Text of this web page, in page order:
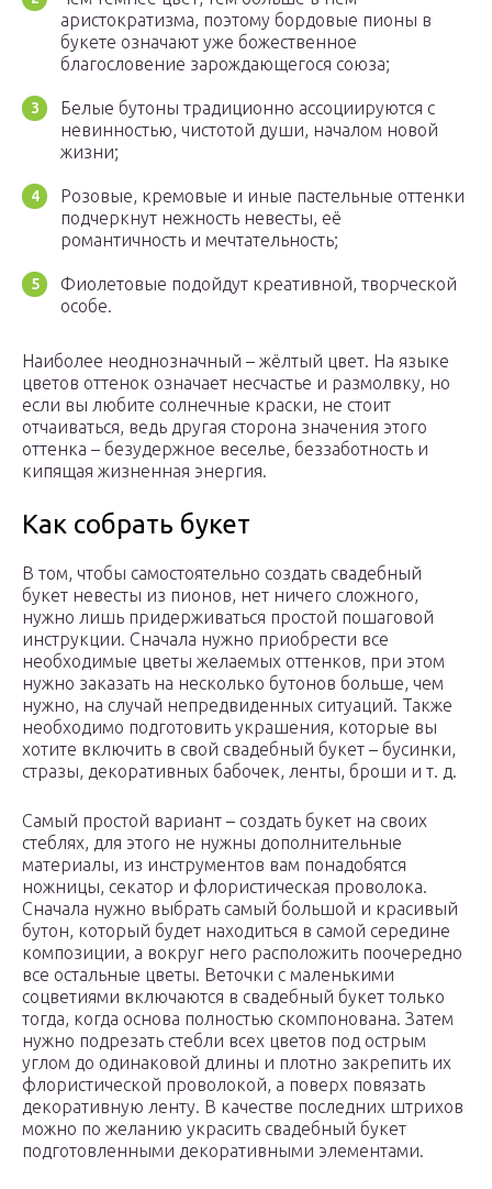
аристократизма, поэтому бордовые пионы в
букете означают уже божественное
благословение зарождающегося союза;
Белые бутоны традиционно ассоциируются с
невинностью, чистотой души, началом новой
жизни;
Розовые, кремовые и иные пастельные оттенки
подчеркнут нежность невесты, её
романтичность и мечтательность;
Фиолетовые подойдут креативной, творческой
особе.
Наиболее неоднозначный – жёлтый цвет. На языке
цветов оттенок означает несчастье и размолвку, но
если вы любите солнечные краски, не стоит
отчаиваться, ведь другая сторона значения этого
оттенка – безудержное веселье, беззаботность и
кипящая жизненная энергия.
Как собрать букет
В том, чтобы самостоятельно создать свадебный
букет невесты из пионов, нет ничего сложного,
нужно лишь придерживаться простой пошаговой
инструкции. Сначала нужно приобрести все
необходимые цветы желаемых оттенков, при этом
нужно заказать на несколько бутонов больше, чем
нужно, на случай непредвиденных ситуаций. Также
необходимо подготовить украшения, которые вы
хотите включить в свой свадебный букет – бусинки,
стразы, декоративных бабочек, ленты, броши и т. д.
Самый простой вариант – создать букет на своих
стеблях, для этого не нужны дополнительные
материалы, из инструментов вам понадобятся
ножницы, секатор и флористическая проволока.
Сначала нужно выбрать самый большой и красивый
бутон, который будет находиться в самой середине
композиции, а вокруг него расположить поочередно
все остальные цветы. Веточки с маленькими
соцветиями включаются в свадебный букет только
тогда, когда основа полностью скомпонована. Затем
нужно подрезать стебли всех цветов под острым
углом до одинаковой длины и плотно закрепить их
флористической проволокой, а поверх повязать
декоративную ленту. В качестве последних штрихов
можно по желанию украсить свадебный букет
подготовленными декоративными элементами.